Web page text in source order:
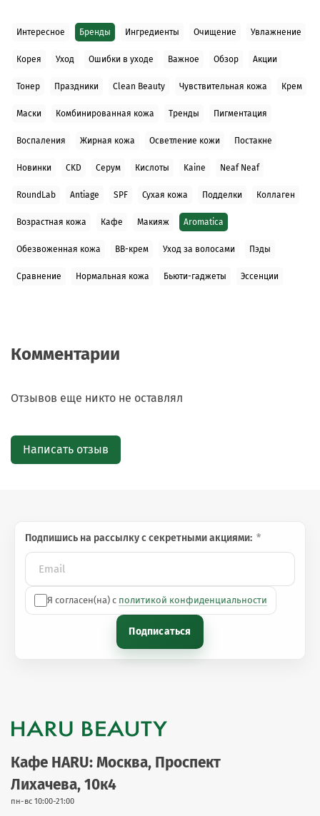
Интересное Бренды Ингредиенты Очищение Увлажнение
Корея Уход Ошибки в уходе Важное Обзор Акции
Тонер Праздники Clean Beauty Чувствительная кожа Крем
Маски Комбинированная кожа Тренды Пигментация
Воспаления Жирная кожа Осветление кожи Постакне
Новинки CKD Серум Кислоты Kaine Neaf Neaf
RoundLab Antiage SPF Сухая кожа Подделки Коллаген
Возрастная кожа Кафе Макияж Aromatica
Обезвоженная кожа BB-крем Уход за волосами Пэды
Сравнение Нормальная кожа Бьюти-гаджеты Эссенции
Комментарии
Отзывов еще никто не оставлял
Написать отзыв
Подпишись на рассылку с секретными акциями:
Я согласен(на) с политикой конфиденциальности
Подписаться
Кафе HARU: Москва, Проспект
Лихачева, 10к4
пн-вс 10:00-21:00